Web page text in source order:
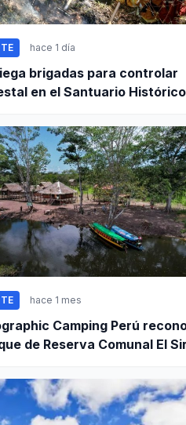
hace 1 día
brigadas para controlar
en el Santuario
hace 1 mes
Camping Perú
de Reserva Comunal El